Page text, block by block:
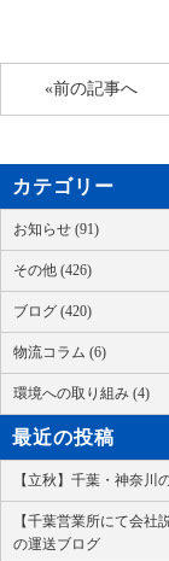
«前の記事へ
カテゴリー
お知らせ (91)
その他 (426)
ブログ (420)
物流コラム (6)
環境への取り組み (4)
最近の投稿
【立秋】千葉・神奈
【千葉営業所にて会
の運送ブログ